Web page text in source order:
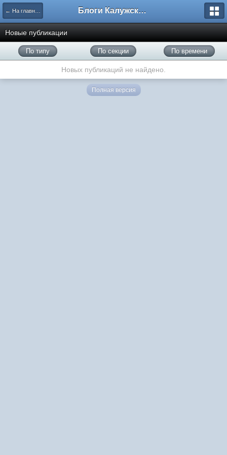
← На главную Блоги Калужского перекрестка
Новые публикации
По типу По секции По времени
Новых публикаций не найдено.
Полная версия